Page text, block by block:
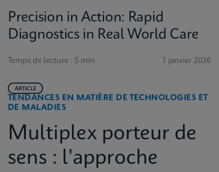
Precision in Action: Rapid
Diagnostics in Real World Care
Temps de lecture : 5 min 7 janvier 2026
TENDANCES EN MATIÈRE DE TECHNOLOGIES ET
DE MALADIES
ARTICLE
Multiplex porteur de
sens : l'approche